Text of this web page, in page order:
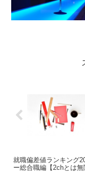
就職偏差値ランキング
ー総合職編【2chとは無